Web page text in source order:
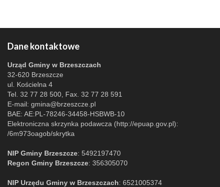
Dane kontaktowe
Urząd Gminy w Brzeszczach
32-620 Brzeszcze
ul. Kościelna 4
Tel. 32 77 28 500, Fax. 32 77 28 591
E-mail: gmina@brzeszcze.pl
BAE: AE:PL-78246-34458-HSBWB-10
Elektroniczna skrzynka podawcza (http://epuap.gov.pl):
/6m973oagob/skrytka
NIP Gminy Brzeszcze: 5492197470
Regon Gminy Brzeszcze: 356305070
NIP Urzędu Gminy w Brzeszczach: 6521005374